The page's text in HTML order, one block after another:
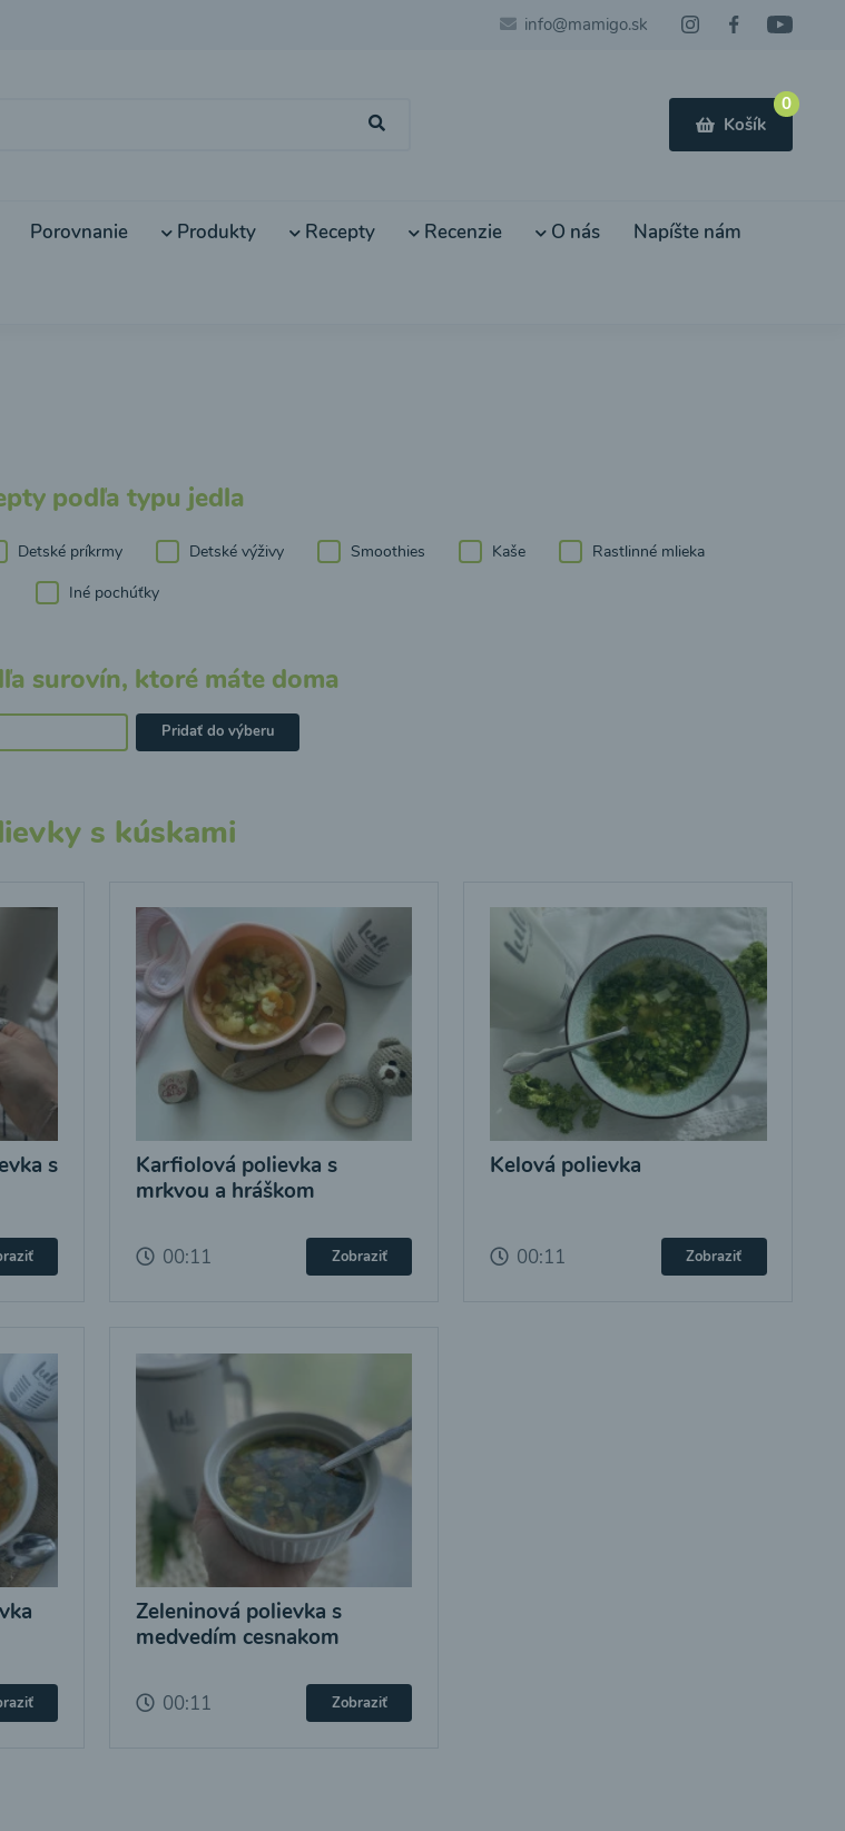
info@mamigo.sk
0
Košík
Porovnanie Produkty Recepty Recenzie O nás Napíšte nám
podľa typu jedla
Detské príkrmy Detské výživy Smoothies Kaše
Rastlinné mlieka
Iné pochúťky
surovín, ktoré máte doma
Pridať do výberu
s kúskami
s
Karfiolová polievka s
mrkvou a hráškom
00:11 Zobraziť
Kelová polievka
00:11 Zobraziť
Zeleninová polievka s
medvedím cesnakom
00:11 Zobraziť